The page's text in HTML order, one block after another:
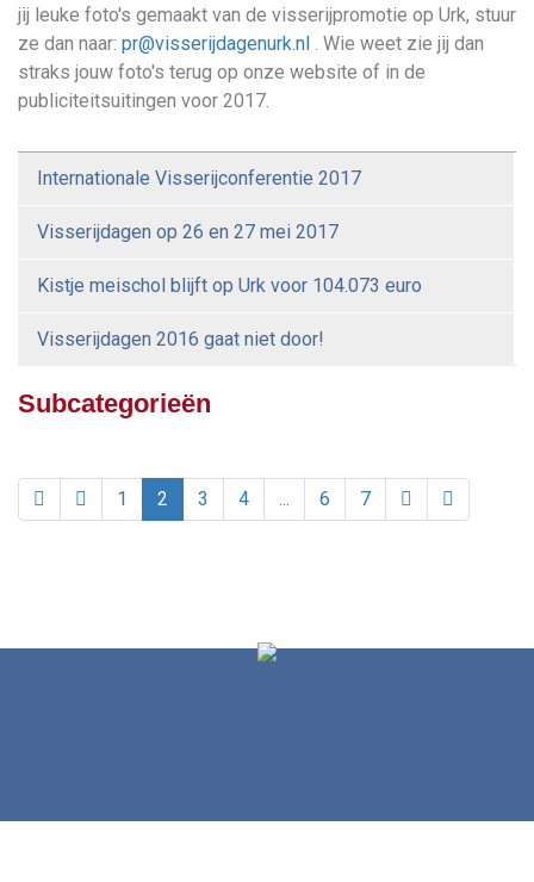
jij leuke foto's gemaakt van de visserijpromotie op Urk, stuur
ze dan naar: pr@visserijdagenurk.nl . Wie weet zie jij dan
straks jouw foto's terug op onze website of in de
publiciteitsuitingen voor 2017.
Internationale Visserijconferentie 2017
Visserijdagen op 26 en 27 mei 2017
Kistje meischol blijft op Urk voor 104.073 euro
Visserijdagen 2016 gaat niet door!
Subcategorieën
1 2 3 4 ... 6 7